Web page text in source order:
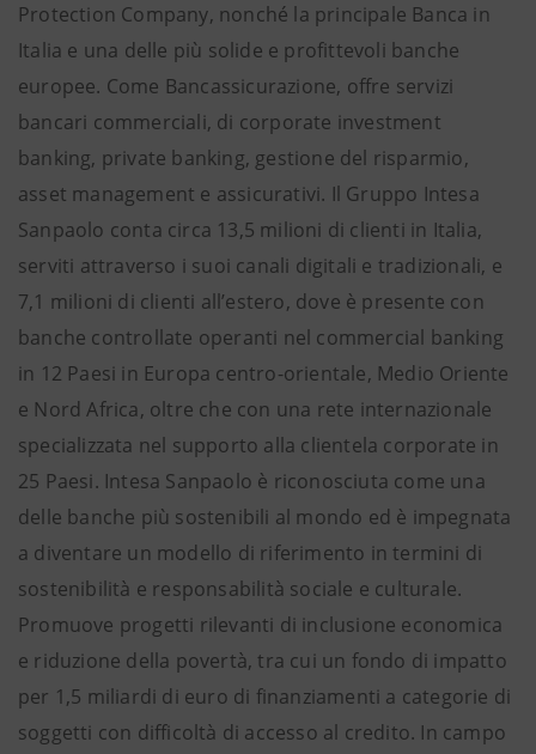
Protection Company, nonché la principale Banca in
Italia e una delle più solide e profittevoli banche
europee. Come Bancassicurazione, offre servizi
bancari commerciali, di corporate investment
banking, private banking, gestione del risparmio,
asset management e assicurativi. Il Gruppo Intesa
Sanpaolo conta circa 13,5 milioni di clienti in Italia,
serviti attraverso i suoi canali digitali e tradizionali, e
7,1 milioni di clienti all’estero, dove è presente con
banche controllate operanti nel commercial banking
in 12 Paesi in Europa centro-orientale, Medio Oriente
e Nord Africa, oltre che con una rete internazionale
specializzata nel supporto alla clientela corporate in
25 Paesi. Intesa Sanpaolo è riconosciuta come una
delle banche più sostenibili al mondo ed è impegnata
a diventare un modello di riferimento in termini di
sostenibilità e responsabilità sociale e culturale.
Promuove progetti rilevanti di inclusione economica
e riduzione della povertà, tra cui un fondo di impatto
per 1,5 miliardi di euro di finanziamenti a categorie di
soggetti con difficoltà di accesso al credito. In campo